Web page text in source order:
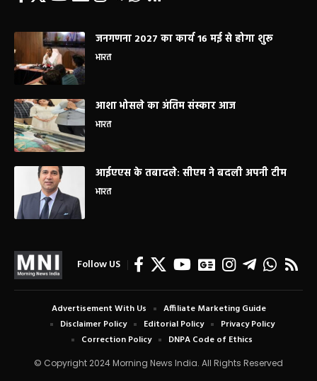
जनगणना 2027 का कार्य 16 मई से होगा शुरू
भारत
आशा भोसले का अंतिम संस्कार आज
भारत
आईएएस के तबादले: सीएम ने बदली अपनी टीम
भारत
Follow US
© Copyright 2024 Morning News India. All Rights Reserved
Advertisement With Us
Affiliate Marketing Guide
Disclaimer Policy
Editorial Policy
Privacy Policy
Correction Policy
DNPA Code of Ethics